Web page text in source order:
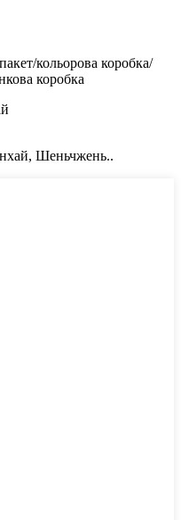
кольорова коробка/
коробка
Шеньчжень..